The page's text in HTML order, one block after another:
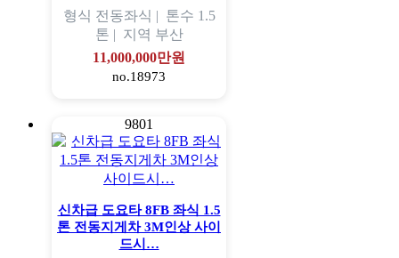
형식 전동좌식 | 톤수 1.5
톤 | 지역 부산
11,000,000만원
no.18973
9801
신차급 도요타 8FB 좌식 1.5
톤 전동지게차 3M인상 사이
드시…